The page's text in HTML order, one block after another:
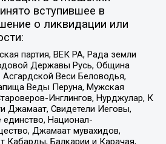
вступившее в
о ликвидации или
партия, ВЕК РА, Рада земли
Державы Русь, Община
Веси Беловодья,
Веды Перуна, Мужская
Инглингов, Нурджулар, К
Джамаат, Свидетели Иеговы,
единство, Национал-
Джамаат мувахидов,
Кабарды, Балкарии и Карачая,